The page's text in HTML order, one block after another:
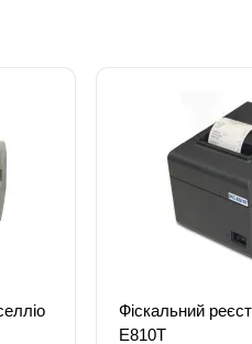
Фіскальний
Е810Т